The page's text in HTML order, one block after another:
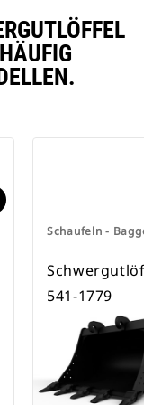
zur
Mobilbagger
Schaufeln -
541-1779